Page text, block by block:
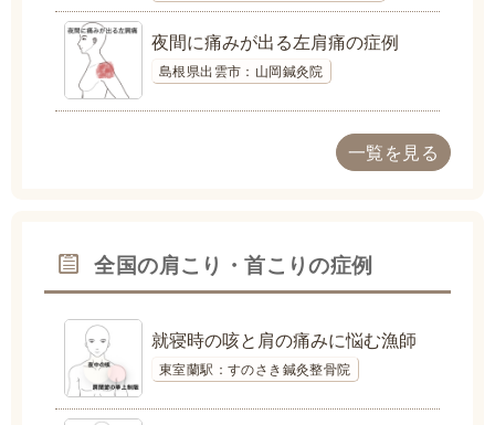
夜間に痛みが出る左肩痛の症例
島根県出雲市：山岡鍼灸院
一覧を見る
全国の肩こり・首こりの症例
就寝時の咳と肩の痛みに悩む漁師
東室蘭駅：すのさき鍼灸整骨院